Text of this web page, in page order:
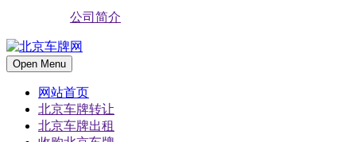
公司简介
Open Menu
网站首页
北京车牌转让
北京车牌出租